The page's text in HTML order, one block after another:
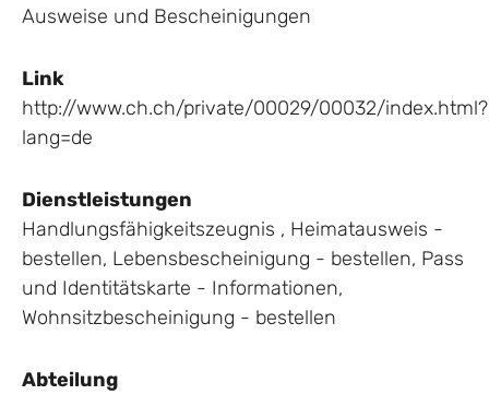
Ausweise und Bescheinigungen
Link
http://www.ch.ch/private/00029/00032/index.html?
lang=de
Dienstleistungen
Handlungsfähigkeitszeugnis , Heimatausweis -
bestellen, Lebensbescheinigung - bestellen, Pass
und Identitätskarte - Informationen,
Wohnsitzbescheinigung - bestellen
Abteilung